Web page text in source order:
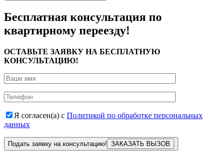
Бесплатная консультация по
квартирному переезду!
ОСТАВЬТЕ ЗАЯВКУ НА БЕСПЛАТНУЮ
КОНСУЛЬТАЦИЮ!
Я согласен(а) с Политикой по обработке персональных
данных
Подать заявку на консультацию!